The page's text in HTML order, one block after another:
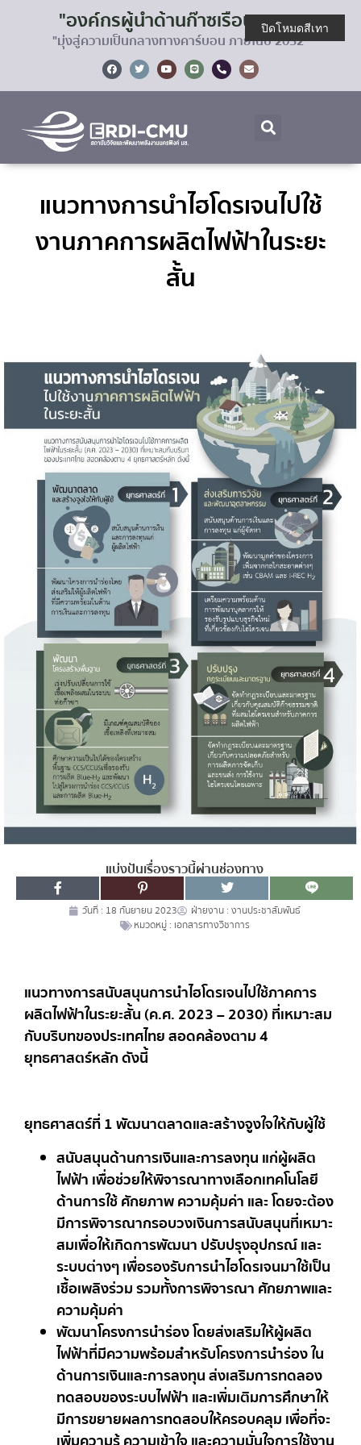
"องค์กรผู้นำด้านก๊าซเรือนกระจก
"มุ่งสู่ความเป็นกลางทางคาร์บอน ภายในปี 2032"
แนวทางการนำไฮโดรเจนไปใช้
งานภาคการผลิตไฟฟ้าในระยะ
สั้น
แบ่งปันเรื่องราวนี้ผ่านช่องทาง
วันที่ : 18 กันยายน 2023 ฝ่ายงาน : งานประชาสัมพันธ์
หมวดหมู่ : เอกสารทางวิชาการ
แนวทางการสนับสนุนการนำไฮโดรเจนไปใช้ภาคการ
ผลิตไฟฟ้าในระยะสั้น (ค.ศ. 2023 – 2030) ที่เหมาะสม
กับบริบทของประเทศไทย สอดคล้องตาม 4
ยุทธศาสตร์หลัก ดังนี้
ยุทธศาสตร์ที่ 1 พัฒนาตลาดและสร้างจูงใจให้กับผู้ใช้
สนับสนุนด้านการเงินและการลงทุน แก่ผู้ผลิต
ไฟฟ้า เพื่อช่วยให้พิจารณาทางเลือกเทคโนโลยี
ด้านการใช้ ศักยภาพ ความคุ้มค่า และ โดยจะต้อง
มีการพิจารณากรอบวงเงินการสนับสนุนที่เหมาะ
สมเพื่อให้เกิดการพัฒนา ปรับปรุงอุปกรณ์ และ
ระบบต่างๆ เพื่อรองรับการนำไฮโดรเจนมาใช้เป็น
เชื้อเพลิงร่วม รวมทั้งการพิจารณา ศักยภาพและ
ความคุ้มค่า
พัฒนาโครงการนำร่อง โดยส่งเสริมให้ผู้ผลิต
ไฟฟ้าที่มีความพร้อมสำหรับโครงการนำร่อง ใน
ด้านการเงินและการลงทุน ส่งเสริมการทดลอง
ทดสอบของระบบไฟฟ้า และเพิ่มเติมการศึกษาให้
มีการขยายผลการทดสอบให้ครอบคลุม เพื่อที่จะ
ปิดโหมดสีเทา